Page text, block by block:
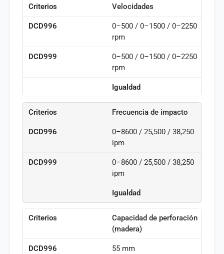
Velocidades
0–500 / 0–1500 / 0–2250
rpm
0–500 / 0–1500 / 0–2250
rpm
Igualdad
Frecuencia de impacto
0–8600 / 25,500 / 38,250
ipm
0–8600 / 25,500 / 38,250
ipm
Igualdad
Capacidad de perforación
(madera)
55 mm